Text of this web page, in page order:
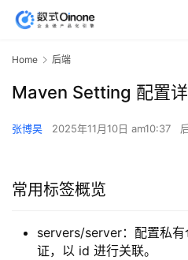
Home 后端
Maven Setting 配置
张博昊 2025年11月10日 am10:37
常用标签概览
servers/server：配置私
证，以 id 进行关联。